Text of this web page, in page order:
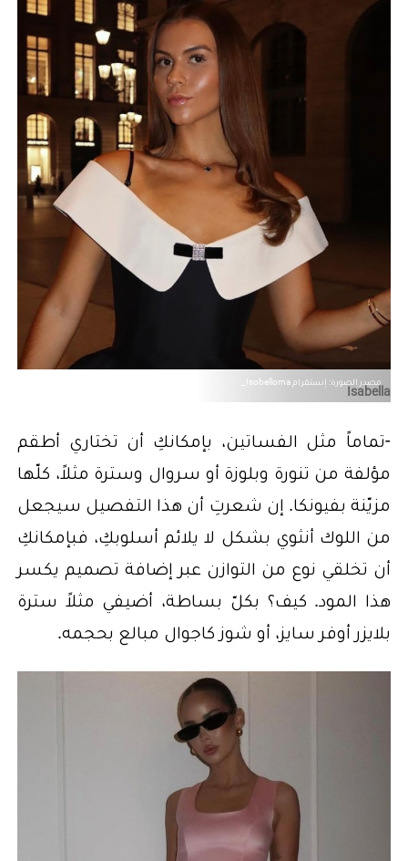
مصدر الصورة: إنستقرام Isobellorna_
Isabella
-تماماً مثل الفساتين، بإمكانكِ أن تختاري أطقم
مؤلفة من تنورة وبلوزة أو سروال وسترة مثلاً، كلّها
مزيّنة بفيونكا. إن شعرتِ أن هذا التفصيل سيجعل
من اللوك أنثوي بشكل لا يلائم أسلوبكِ، فبإمكانكِ
أن تخلقي نوع من التوازن عبر إضافة تصميم يكسر
هذا المود. كيف؟ بكلّ بساطة، أضيفي مثلاً سترة
بلايزر أوفر سايز، أو شوز كاجوال مبالع بحجمه.